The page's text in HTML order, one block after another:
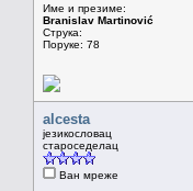
Име и презиме:
Branislav Martinović
Струка:
Поруке: 78
alcesta
језикословац
староседелац
Ван мреже